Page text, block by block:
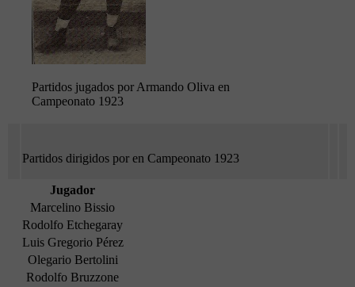
Partidos jugados por Armando Oliva en
Campeonato 1923
Partidos dirigidos por en Campeonato 1923
Jugador
Marcelino Bissio
Rodolfo Etchegaray
Luis Gregorio Pérez
Olegario Bertolini
Rodolfo Bruzzone